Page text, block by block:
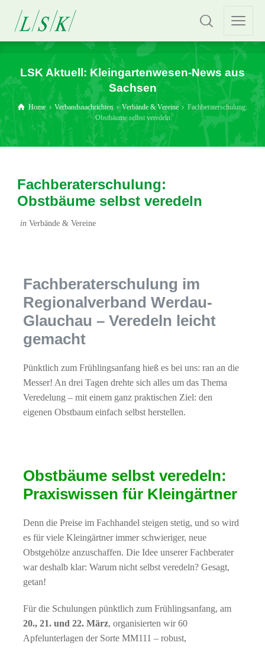
LSK Aktuell: Kleingartenwesen-News aus
Sachsen
Home Verbandsnachrichten Verbände & Vereine
Fachberaterschulung:
Obstbäume selbst veredeln
Fachberaterschulung:
Obstbäume selbst veredeln
in Verbände & Vereine
Fachberaterschulung im
Regionalverband Werdau-
Glauchau – Veredeln leicht
gemacht
Pünktlich zum Frühlingsanfang hieß es bei uns: ran an die
Messer! An drei Tagen drehte sich alles um das Thema
Veredelung – mit einem ganz praktischen Ziel: den
eigenen Obstbaum einfach selbst herstellen.
Obstbäume selbst veredeln:
Praxiswissen für Kleingärtner
Denn die Preise im Fachhandel steigen stetig, und so wird
es für viele Kleingärtner immer schwieriger, neue
Obstgehölze anzuschaffen. Die Idee unserer Fachberater
war deshalb klar: Warum nicht selbst veredeln? Gesagt,
getan!
Für die Schulungen pünktlich zum Frühlingsanfang, am
20., 21. und 22. März, organisierten wir 60
Apfelunterlagen der Sorte MM111 – robust,